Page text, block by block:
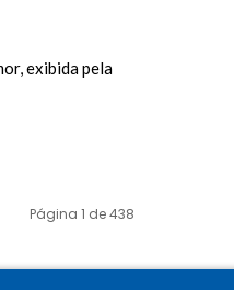
exibida pela
Página 1 de 438